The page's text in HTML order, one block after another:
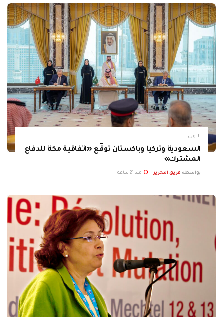
الاولى
السعودية وتركيا وباكستان توقّع «اتفاقية مكة للدفاع
المشترك»
بواسطة فريق التحرير منذ 21 ساعة